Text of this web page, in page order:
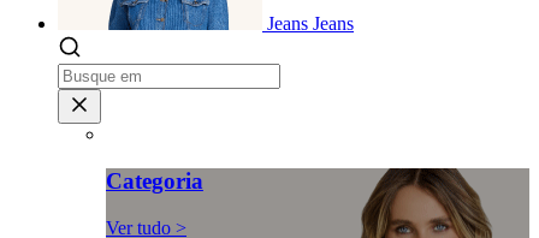
Jeans Jeans
Categoria
Ver tudo >